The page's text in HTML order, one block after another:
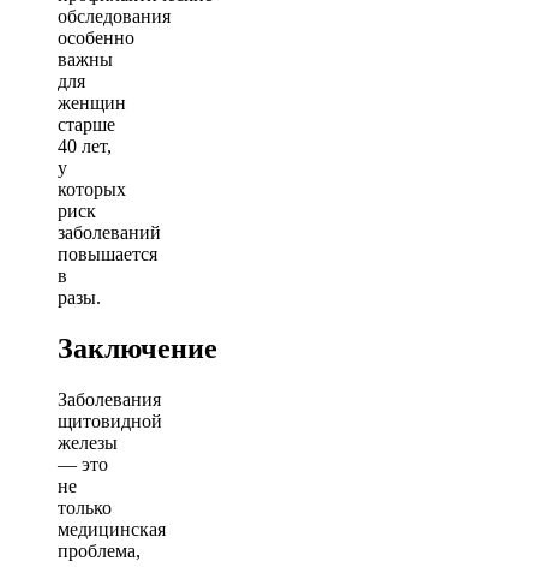
обследования
особенно
важны
для
женщин
старше
40 лет,
у
которых
риск
заболеваний
повышается
в
разы.
Заключение
Заболевания
щитовидной
железы
— это
не
только
медицинская
проблема,